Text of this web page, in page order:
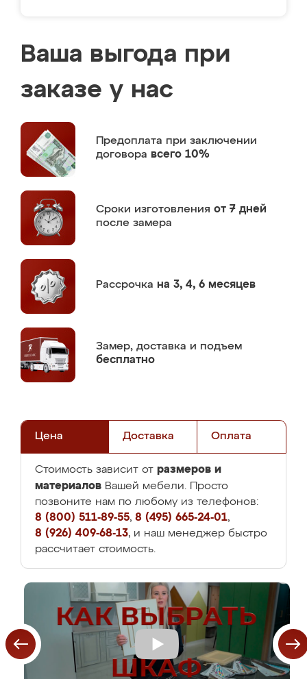
Ваша выгода при
заказе у нас
Предоплата при заключении
договора всего 10%
Сроки изготовления от 7 дней
после замера
Рассрочка на 3, 4, 6 месяцев
Замер, доставка и подъем
бесплатно
Цена Доставка Оплата
Стоимость зависит от размеров и
материалов Вашей мебели. Просто
позвоните нам по любому из телефонов:
8 (800) 511-89-55, 8 (495) 665-24-01,
8 (926) 409-68-13, и наш менеджер быстро
рассчитает стоимость.